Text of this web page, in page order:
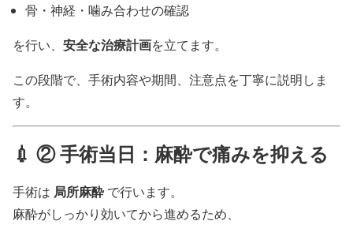
骨・神経・噛み合わせの確認
を行い、 安全な治療計画を立てます。
この段階で、手術内容や期間、注意点を丁寧に説明しま
す。
💉 ② 手術当日：麻酔で痛みを抑える
手術は 局所麻酔 で行います。
麻酔がしっかり効いてから進めるため、